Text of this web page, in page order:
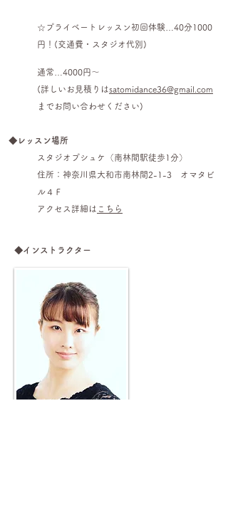
☆プライベートレッスン初回体験…40分1000
円！(交通費・スタジオ代別)
通常…4000円〜
(詳しいお見積りはsatomidance36@gmail.com
までお問い合わせください)
◆レッスン場所
スタジオプシュケ（南林間駅徒歩1分）
住所： 神奈川県大和市南林間2-1-3 オマタビ
ル４Ｆ
​ アクセス詳細は こちら
◆インストラクター